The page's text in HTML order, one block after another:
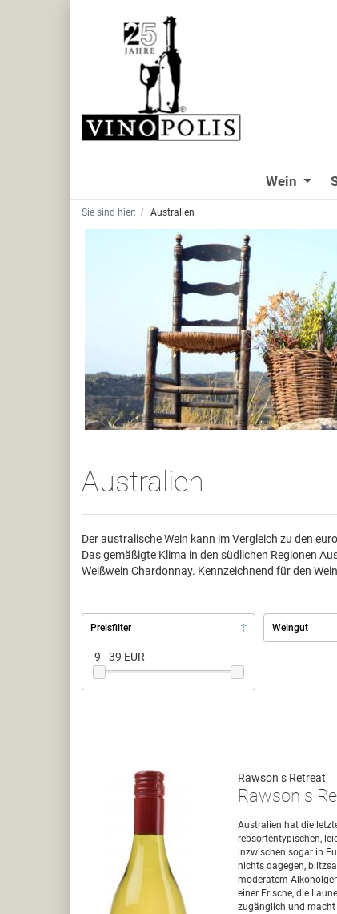
Wein
Sie sind hier: Australien
Australien
Der australische Wein kann im Vergleich zu den
Das gemäßigte Klima in den südlichen Regionen
Weißwein Chardonnay. Kennzeichnend für den
Preisfilter
9 - 39 EUR
Weingut
Rawson s Retreat
Rawson s
Australien hat die
rebsortentypischen,
inzwischen sogar in
nichts dagegen,
moderatem
einer Frische, die
zugänglich und macht